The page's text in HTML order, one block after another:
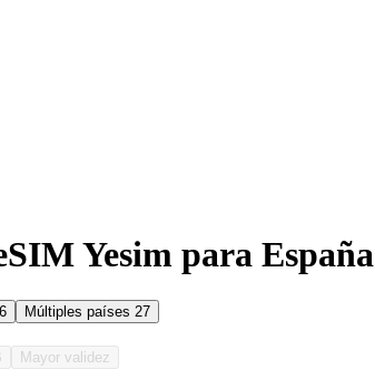
Yesim para España
Múltiples países 27
Mayor validez